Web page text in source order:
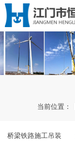
当前位置：
桥梁铁路施工吊装